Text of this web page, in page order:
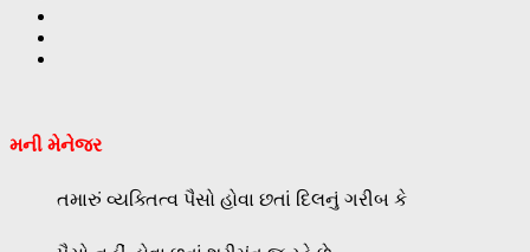
મની મેનેજર
તમારું વ્યક્તિત્વ પૈસો હોવા છતાં દિલનું ગરીબ કે